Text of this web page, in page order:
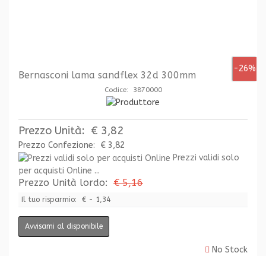
-26%
Bernasconi lama sandflex 32d 300mm
Codice: 3870000
Prezzo Unità: € 3,82
Prezzo Confezione:
€ 3,82
Prezzi validi solo
per acquisti Online ...
Prezzo Unità lordo: € 5,16
Il tuo risparmio: € - 1,34
Avvisami al disponibile
No Stock